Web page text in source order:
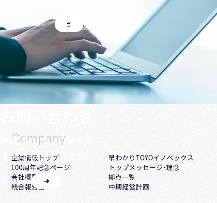
事業・製品・技術に関する
お問い合わせはこちら。
Company
企業情報トップ
早わかりTOYOイノベックス
100周年記念ページ
トップメッセージ・理念
会社概要・沿革
拠点一覧
統合報告書
中期経営計画